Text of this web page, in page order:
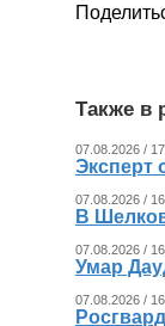
Также в
07.08.2026 /
Эксперт
07.08.2026 /
В
07.08.2026 /
Умар
07.08.2026 /